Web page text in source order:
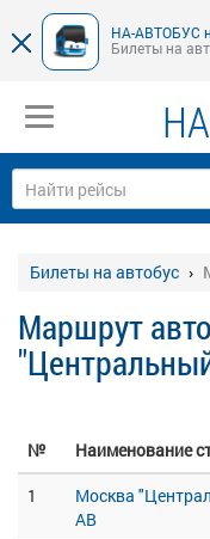
НА-АВТОБУС
Билеты на
Билеты на автобус
Маршрут
№ Наименование
1
Москва
АВ